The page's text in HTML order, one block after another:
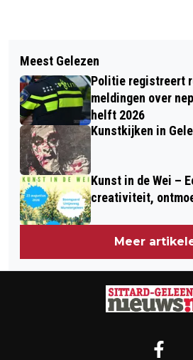
OOK
SLOOP
DOELMAN TOM
CONTRACT BIJ
Meest Gelezen
Politie registreert
meldingen over
helft 2026
Kunstkijken in
Kunst in de Wei –
creativiteit,
Meer